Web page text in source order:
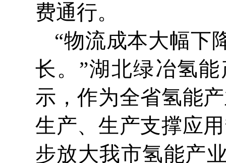
费通行。
“物流成本大幅下
长。”湖北绿冶氢
示，作为全省氢能
生产、生产支撑应
步放大我市氢能产